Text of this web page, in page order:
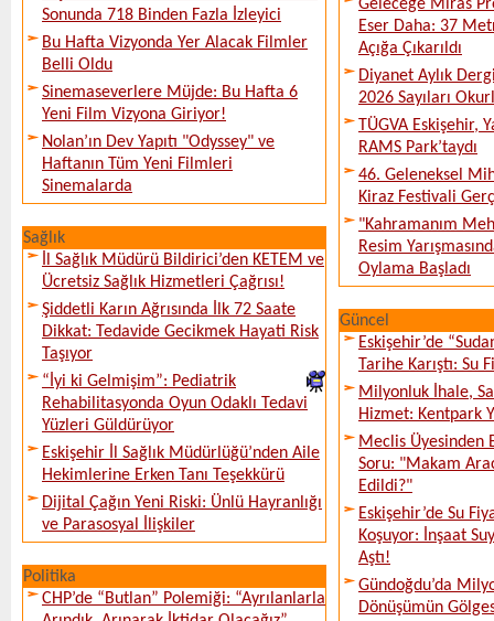
Sonunda 718 Binden Fazla İzleyici
Bu Hafta Vizyonda Yer Alacak Filmler
Belli Oldu
Sinemaseverlere Müjde: Bu Hafta 6
Yeni Film Vizyona Giriyor!
Nolan’ın Dev Yapıtı "Odyssey" ve
Haftanın Tüm Yeni Filmleri
Sinemalarda
Sağlık
İl Sağlık Müdürü Bildirici’den KETEM ve
Ücretsiz Sağlık Hizmetleri Çağrısı!
Şiddetli Karın Ağrısında İlk 72 Saate
Dikkat: Tedavide Gecikmek Hayati Risk
Taşıyor
“İyi ki Gelmişim”: Pediatrik
Rehabilitasyonda Oyun Odaklı Tedavi
Yüzleri Güldürüyor
Eskişehir İl Sağlık Müdürlüğü’nden Aile
Hekimlerine Erken Tanı Teşekkürü
Dijital Çağın Yeni Riski: Ünlü Hayranlığı
ve Parasosyal İlişkiler
Politika
CHP’de “Butlan” Polemiği: “Ayrılanlarla
Geleceğe Miras
Eser Daha: 37
Açığa Çıkarıldı
Diyanet Aylık
2026 Sayıları
TÜGVA Eskişehir,
RAMS Park’taydı
46. Geleneksel
Kiraz Festivali
"Kahramanım
Resim
Oylama Başladı
Güncel
Eskişehir’de
Tarihe Karıştı: Su
Milyonluk İhale,
Hizmet: Kentpark
Meclis Üyesinden
Soru: "Makam
Edildi?"
Eskişehir’de Su
Koşuyor: İnşaat
Aştı!
Gündoğdu’da
Dönüşümün